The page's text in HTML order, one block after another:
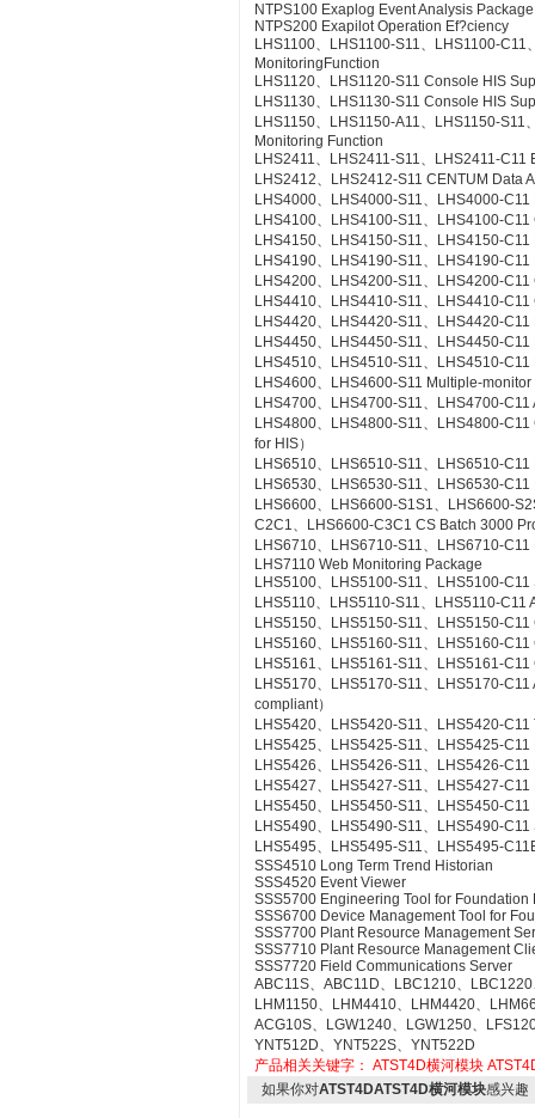
NTPS100 Exaplog Event Analysis Package
NTPS200 Exapilot Operation Ef?ciency
LHS1100、LHS1100-S11、LHS1100-
MonitoringFunction
LHS1120、LHS1120-S11 Console HIS
LHS1130、LHS1130-S11 Console HIS
LHS1150、LHS1150-A11、LHS1150-
Monitoring Function
LHS2411、LHS2411-S11、LHS2411-
LHS2412、LHS2412-S11 CENTUM Data
LHS4000、LHS4000-S11、LHS4000-
LHS4100、LHS4100-S11、LHS4100-
LHS4150、LHS4150-S11、LHS4150-
LHS4190、LHS4190-S11、LHS4190-
LHS4200、LHS4200-S11、LHS4200-
LHS4410、LHS4410-S11、LHS4410-
LHS4420、LHS4420-S11、LHS4420-
LHS4450、LHS4450-S11、LHS4450-
LHS4510、LHS4510-S11、LHS4510-
LHS4600、LHS4600-S11 Multiple-
LHS4700、LHS4700-S11、LHS4700-
LHS4800、LHS4800-S11、LHS4800-
for HIS）
LHS6510、LHS6510-S11、LHS6510-
LHS6530、LHS6530-S11、LHS6530-
LHS6600、LHS6600-S1S1、LHS6600-
C2C1、LHS6600-C3C1 CS Batch 3000
LHS6710、LHS6710-S11、LHS6710-
LHS7110 Web Monitoring Package
LHS5100、LHS5100-S11、LHS5100-
LHS5110、LHS5110-S11、LHS5110-C11
LHS5150、LHS5150-S11、LHS5150-
LHS5160、LHS5160-S11、LHS5160-
LHS5161、LHS5161-S11、LHS5161-
LHS5170、LHS5170-S11、LHS5170-
compliant）
LHS5420、LHS5420-S11、LHS5420-C11
LHS5425、LHS5425-S11、LHS5425-
LHS5426、LHS5426-S11、LHS5426-
LHS5427、LHS5427-S11、LHS5427-
LHS5450、LHS5450-S11、LHS5450-
LHS5490、LHS5490-S11、LHS5490-
LHS5495、LHS5495-S11、LHS5495-
SSS4510 Long Term Trend Historian
SSS4520 Event Viewer
SSS5700 Engineering Tool for Foundation
SSS6700 Device Management Tool for
SSS7700 Plant Resource Management
SSS7710 Plant Resource Management
SSS7720 Field Communications Server
ABC11S、ABC11D、LBC1210、
LHM1150、LHM4410、LHM4420、
ACG10S、LGW1240、LGW1250、
YNT512D、YNT522S、YNT522D
产品相关关键字： ATST4D横河模块
如果你对ATST4DATST4D横河模块感兴趣